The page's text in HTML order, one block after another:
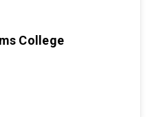
College